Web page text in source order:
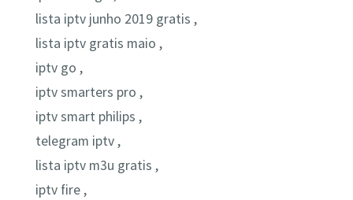
lista iptv junho 2019 gratis ,
lista iptv gratis maio ,
iptv go ,
iptv smarters pro ,
iptv smart philips ,
telegram iptv ,
lista iptv m3u gratis ,
iptv fire ,